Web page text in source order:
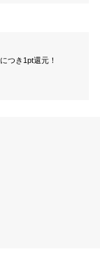
つき1pt還元！